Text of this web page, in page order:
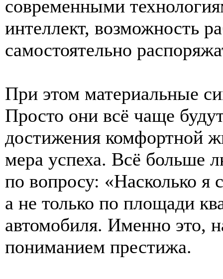
современными
интеллект, возможность
самостоятельно
При этом материальные
Просто они всё чаще
достижения комфортной
мера успеха. Всё больше
по вопросу: «Насколько я
а не только по площади
автомобиля. Именно это,
пониманием престижа.